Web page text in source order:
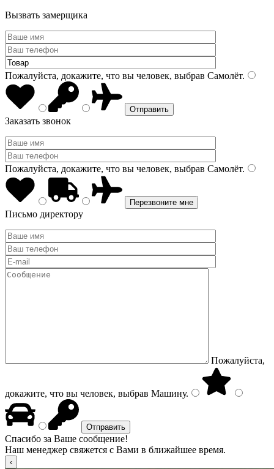
Вызвать замерщика
Пожалуйста, докажите, что вы человек, выбрав Самолёт.
Заказать звонок
Пожалуйста, докажите, что вы человек, выбрав Самолёт.
Письмо директору
Пожалуйста,
докажите, что вы человек, выбрав Машину.
Спасибо за Ваше сообщение!
Наш менеджер свяжется с Вами в ближайшее время.